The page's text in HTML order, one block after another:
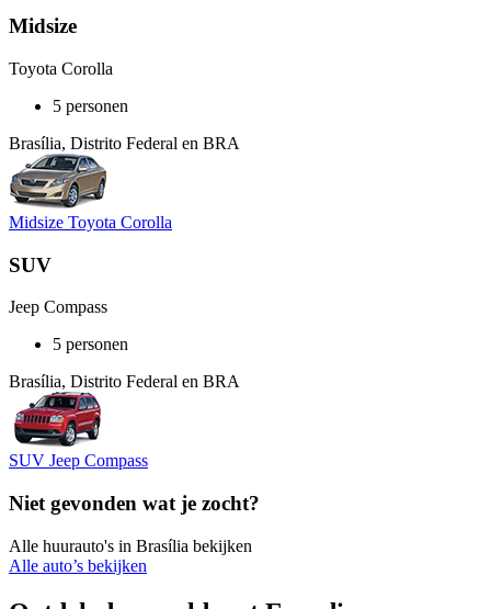
Midsize
Toyota Corolla
5 personen
Brasília, Distrito Federal en BRA
Midsize Toyota Corolla
SUV
Jeep Compass
5 personen
Brasília, Distrito Federal en BRA
SUV Jeep Compass
Niet gevonden wat je zocht?
Alle huurauto's in Brasília bekijken
Alle auto’s bekijken